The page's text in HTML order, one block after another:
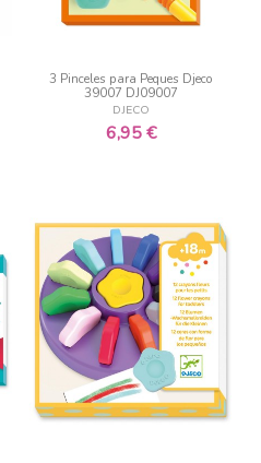
3 Pinceles para Peques Djeco
39007 DJ09007
DJECO
6,95 €